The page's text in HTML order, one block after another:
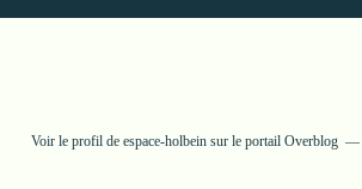
Voir le profil de espace-holbeinsur le portail Overblog